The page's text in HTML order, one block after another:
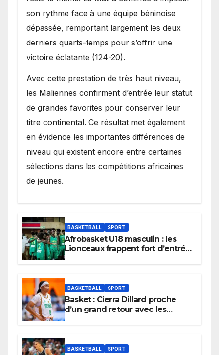
son rythme face à une équipe béninoise
dépassée, remportant largement les deux
derniers quarts-temps pour s’offrir une
victoire éclatante (124-20).
Avec cette prestation de très haut niveau,
les Maliennes confirment d’entrée leur statut
de grandes favorites pour conserver leur
titre continental. Ce résultat met également
en évidence les importantes différences de
niveau qui existent encore entre certaines
sélections dans les compétitions africaines
de jeunes.
BASKETBALL SPORT
Afrobasket U18 masculin : les
Lionceaux frappent fort d’entrée
BASKETBALL SPORT
Basket : Cierra Dillard proche
d’un grand retour avec les
BASKETBALL SPORT